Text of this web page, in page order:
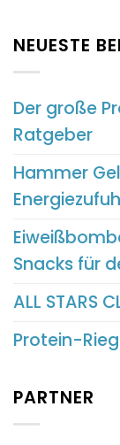
NEUESTE
Der große
Ratgeber
Hammer
Snacks für
ALL STARS
Protein-
PARTNER